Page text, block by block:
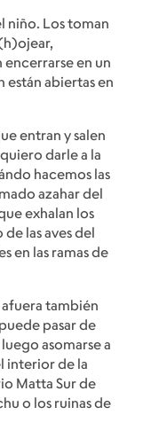
niño. Los toman
encerrarse en un
están abiertas en
entran y salen
darle a la
hacemos las
azahar del
exhalan los
las aves del
en las ramas de
también
pasar de
asomarse a
interior de la
Matta Sur de
o los ruinas de